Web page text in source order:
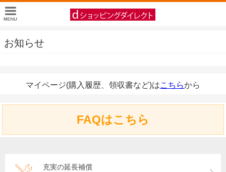
お知らせ
マイページ(購入履歴、領収書など)はこちらから
FAQはこちら
充実の延長補償